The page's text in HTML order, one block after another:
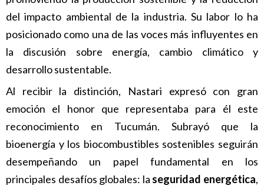
del impacto ambiental de la industria. Su labor lo ha
posicionado como una de las voces más influyentes en
la discusión sobre energía, cambio climático y
desarrollo sustentable.
Al recibir la distinción, Nastari expresó con gran
emoción el honor que representaba para él este
reconocimiento en Tucumán. Subrayó que la
bioenergía y los biocombustibles sostenibles seguirán
desempeñando un papel fundamental en los
principales desafíos globales: la seguridad energética,